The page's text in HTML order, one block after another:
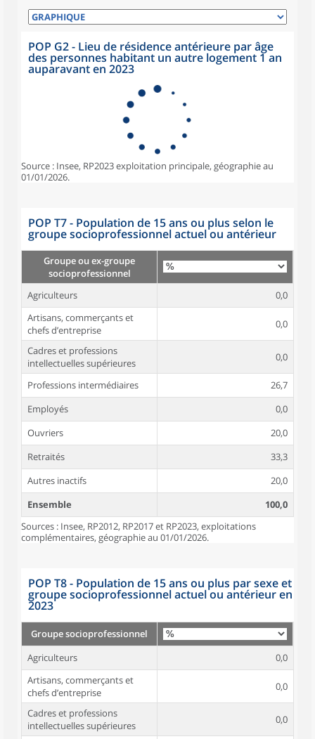
POP G2 - Lieu de résidence antérieure par âge
des personnes habitant un autre logement 1 an
auparavant en 2023
Source : Insee, RP2023 exploitation principale, géographie au
01/01/2026.
POP T7 - Population de 15 ans ou plus selon le
groupe socioprofessionnel actuel ou antérieur
Groupe ou ex-groupe
socioprofessionnel
Agriculteurs
0,0
Artisans, commerçants et
chefs d’entreprise
0,0
Cadres et professions
intellectuelles supérieures
0,0
Professions intermédiaires
26,7
Employés
0,0
Ouvriers
20,0
Retraités
33,3
Autres inactifs
20,0
Ensemble
100,0
Sources : Insee, RP2012, RP2017 et RP2023, exploitations
complémentaires, géographie au 01/01/2026.
POP T8 - Population de 15 ans ou plus par sexe et
groupe socioprofessionnel actuel ou antérieur en
2023
Groupe socioprofessionnel
Agriculteurs
0,0
Artisans, commerçants et
chefs d’entreprise
0,0
Cadres et professions
intellectuelles supérieures
0,0